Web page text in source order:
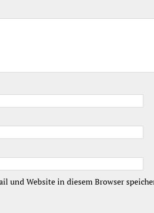
und Website in diesem Browser